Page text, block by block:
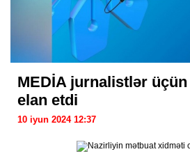
MEDİA jurnalistlər
elan etdi
10 iyun 2024 12:37